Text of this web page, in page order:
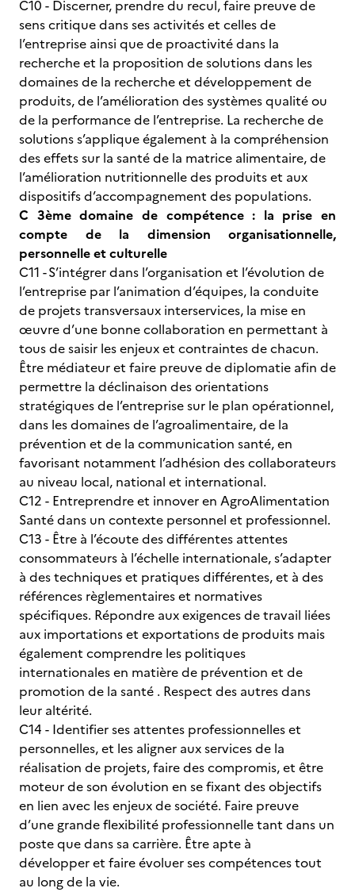
C10 - Discerner, prendre du recul, faire preuve de
sens critique dans ses activités et celles de
l’entreprise ainsi que de proactivité dans la
recherche et la proposition de solutions dans les
domaines de la recherche et développement de
produits, de l’amélioration des systèmes qualité ou
de la performance de l’entreprise. La recherche de
solutions s’applique également à la compréhension
des effets sur la santé de la matrice alimentaire, de
l’amélioration nutritionnelle des produits et aux
dispositifs d’accompagnement des populations.
C 3ème domaine de compétence : la prise en
compte de la dimension organisationnelle,
personnelle et culturelle
C11 - S’intégrer dans l’organisation et l’évolution de
l’entreprise par l’animation d’équipes, la conduite
de projets transversaux interservices, la mise en
œuvre d’une bonne collaboration en permettant à
tous de saisir les enjeux et contraintes de chacun.
Être médiateur et faire preuve de diplomatie afin de
permettre la déclinaison des orientations
stratégiques de l’entreprise sur le plan opérationnel,
dans les domaines de l’agroalimentaire, de la
prévention et de la communication santé, en
favorisant notamment l’adhésion des collaborateurs
au niveau local, national et international.
C12 - Entreprendre et innover en AgroAlimentation
Santé dans un contexte personnel et professionnel.
C13 - Être à l’écoute des différentes attentes
consommateurs à l’échelle internationale, s’adapter
à des techniques et pratiques différentes, et à des
références règlementaires et normatives
spécifiques. Répondre aux exigences de travail liées
aux importations et exportations de produits mais
également comprendre les politiques
internationales en matière de prévention et de
promotion de la santé . Respect des autres dans
leur altérité.
C14 - Identifier ses attentes professionnelles et
personnelles, et les aligner aux services de la
réalisation de projets, faire des compromis, et être
moteur de son évolution en se fixant des objectifs
en lien avec les enjeux de société. Faire preuve
d’une grande flexibilité professionnelle tant dans un
poste que dans sa carrière. Être apte à
développer et faire évoluer ses compétences tout
au long de la vie.